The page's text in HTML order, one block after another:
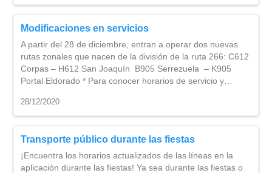
Modificaciones en servicios
A partir del 28 de diciembre, entran a operar dos nuevas
rutas zonales que nacen de la división de la ruta 266: C612
Corpas – H612 San Joaquín B905 Serrezuela – K905
Portal Eldorado * Para conocer horarios de servicio y…
28/12/2020
Transporte público durante las fiestas
¡Encuentra los horarios actualizados de las líneas en la
aplicación durante las fiestas! Ya sea durante las fiestas o